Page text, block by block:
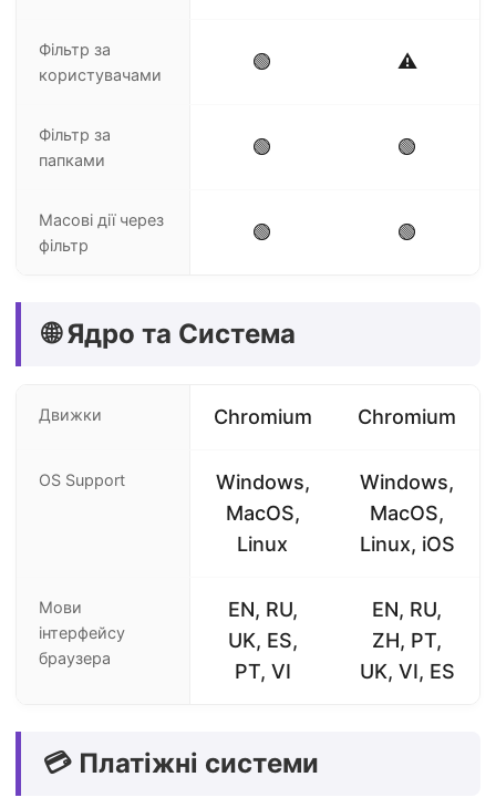
Фільтр за
користувачами
🟢 ⚠️
Фільтр за
папками
🟢 🟢
Масові дії через
фільтр
🟢 🟢
🌐 Ядро та Система
Движки Chromium Chromium
OS Support
Windows,
MacOS,
Linux
Windows,
MacOS,
Linux, iOS
Мови
інтерфейсу
браузера
EN, RU,
UK, ES,
PT, VI
EN, RU,
ZH, PT,
UK, VI, ES
💳 Платіжні системи